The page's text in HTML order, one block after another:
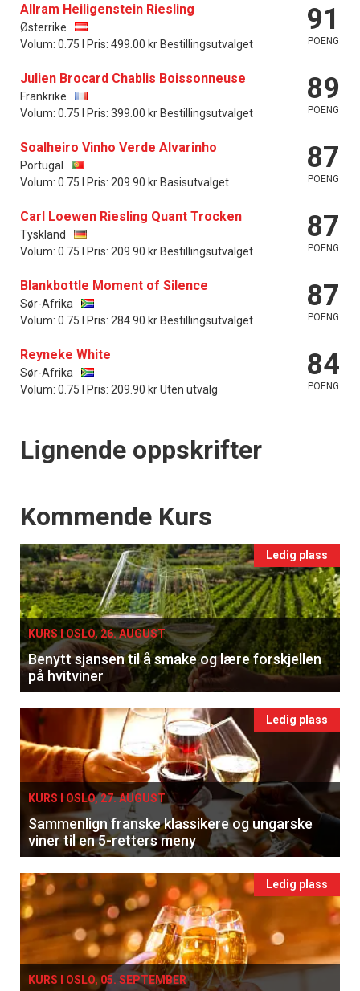
Allram Heiligenstein Riesling
Østerrike
Volum: 0.75 l Pris: 499.00 kr Bestillingsutvalget
91
POENG
Julien Brocard Chablis Boissonneuse
Frankrike
Volum: 0.75 l Pris: 399.00 kr Bestillingsutvalget
89
POENG
Soalheiro Vinho Verde Alvarinho
Portugal
Volum: 0.75 l Pris: 209.90 kr Basisutvalget
87
POENG
Carl Loewen Riesling Quant Trocken
Tyskland
Volum: 0.75 l Pris: 209.90 kr Bestillingsutvalget
87
POENG
Blankbottle Moment of Silence
Sør-Afrika
Volum: 0.75 l Pris: 284.90 kr Bestillingsutvalget
87
POENG
Reyneke White
Sør-Afrika
Volum: 0.75 l Pris: 209.90 kr Uten utvalg
84
POENG
Lignende oppskrifter
Events
Kommende Kurs
Ledig plass
KURS I OSLO, 26. AUGUST
Benytt sjansen til å smake og lære forskjellen
på hvitviner
Ledig plass
KURS I OSLO, 27. AUGUST
Sammenlign franske klassikere og ungarske
viner til en 5-retters meny
Ledig plass
KURS I OSLO, 05. SEPTEMBER